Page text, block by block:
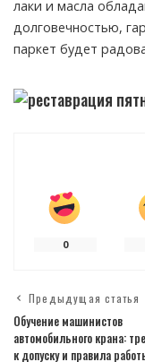
лаки и масла
долговечностью,
паркет будет
0
Предыдущая статья
Обучение машинистов
автомобильного крана:
к допуску и правила